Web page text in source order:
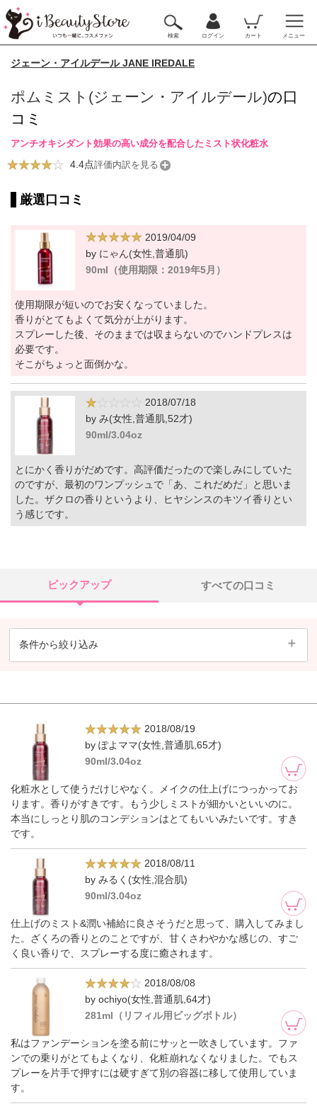
検索 ログイン カート メニュー
ジェーン・アイルデール JANE IREDALE
ポムミスト(ジェーン・アイルデール)の口
コミ
アンチオキシダント効果の高い成分を配合したミスト状化粧水
4.4点評価内訳を見る
厳選口コミ
2019/04/09
by にゃん(女性,普通肌)
90ml（使用期限：2019年5月）
使用期限が短いのでお安くなっていました。
香りがとてもよくて気分が上がります。
スプレーした後、そのままでは収まらないのでハンドプレスは
必要です。
そこがちょっと面倒かな。
2018/07/18
by み(女性,普通肌,52才)
90ml/3.04oz
とにかく香りがだめです。高評価だったので楽しみにしていた
のですが、最初のワンプッシュで「あ、これだめだ」と思いま
した。ザクロの香りというより、ヒヤシンスのキツイ香りとい
う感じです。
ピックアップ すべての口コミ
条件から絞り込み
2018/08/19
by ぽよママ(女性,普通肌,65才)
90ml/3.04oz
化粧水として使うだけじやなく。メイクの仕上げにつっかってお
ります。香りがすきです。もう少しミストが細かいといいのに。
本当にしっとり肌のコンデションはとてもいいみたいです。すき
です。
2018/08/11
by みるく(女性,混合肌)
90ml/3.04oz
仕上げのミスト&潤い補給に良さそうだと思って、購入してみまし
た。ざくろの香りとのことですが、甘くさわやかな感じの、すご
く良い香りで、スプレーする度に癒されます。
2018/08/08
by ochiyo(女性,普通肌,64才)
281ml（リフィル用ビッグボトル）
私はファンデーションを塗る前にサッと一吹きしています。ファ
ンでの乗りがとてもよくなり、化粧崩れなくなりました。でもス
プレーを片手で押すには硬すぎて別の容器に移して使用していま
す。